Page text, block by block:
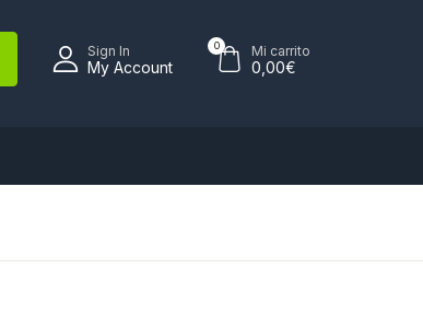
Sign In
My Account
0 Mi carrito
0,00€